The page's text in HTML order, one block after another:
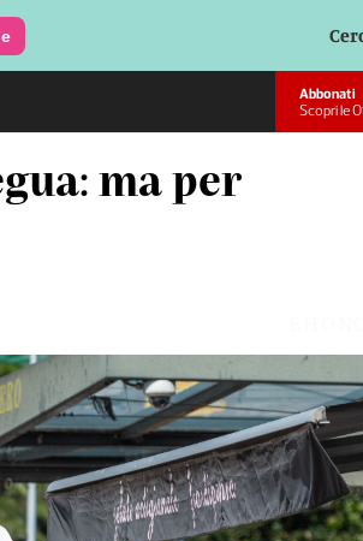
Abbonati
Scopri le
ma per